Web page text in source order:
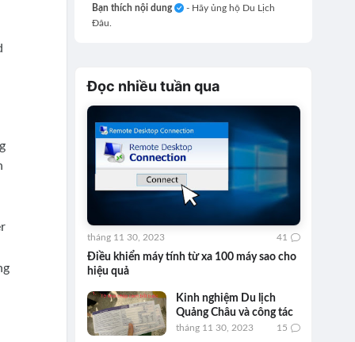
Bạn thích nội dung
- Hãy ủng hộ Du Lịch
Đâu.
Đọc nhiều tuần qua
Điều khiển máy tính từ xa 100 máy sao cho
hiệu quả
tháng 11 30, 2023 41
Kinh nghiệm Du lịch
Quảng Châu và công tác
tháng 11 30, 2023 15